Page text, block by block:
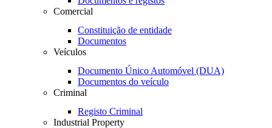
Comercial
Constituição de entidade
Documentos
Veículos
Documento Único Automóvel (DUA)
Documentos do veículo
Criminal
Registo Criminal
Industrial Property